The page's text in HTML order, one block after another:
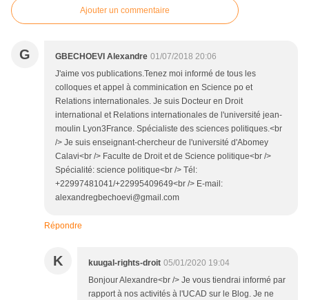
Ajouter un commentaire
G GBECHOEVI Alexandre 01/07/2018 20:06
J'aime vos publications.Tenez moi informé de tous les
colloques et appel à comminication en Science po et
Relations internationales. Je suis Docteur en Droit
international et Relations internationales de l'université jean-
moulin Lyon3France. Spécialiste des sciences politiques.<br
/> Je suis enseignant-chercheur de l'université d'Abomey
Calavi<br /> Faculte de Droit et de Science politique<br />
Spécialité: science politique<br /> Tél:
+22997481041/+22995409649<br /> E-mail:
alexandregbechoevi@gmail.com
Répondre
K kuugal-rights-droit 05/01/2020 19:04
Bonjour Alexandre<br /> Je vous tiendrai informé par
rapport à nos activités à l'UCAD sur le Blog. Je ne